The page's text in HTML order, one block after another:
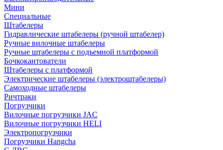
Мини
Специальные
Штабелеры
Гидравлические штабелеры (ручной штабелер)
Ручные вилочные штабелеры
Ручные штабелеры с подъемной платформой
Бочкокантователи
Штабелеры с платформой
Электрические штабелеры (электроштабелеры)
Самоходные штабелеры
Ричтраки
Погрузчики
Вилочные погрузчики JAC
Вилочные погрузчики HELI
Электропогрузчики
Погрузчики Hangcha